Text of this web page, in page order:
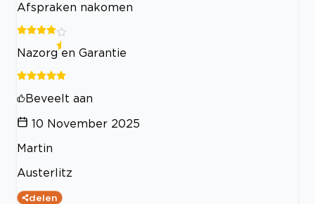
Afspraken nakomen
Nazorg en Garantie
Beveelt aan
10 November 2025
Martin
Austerlitz
delen